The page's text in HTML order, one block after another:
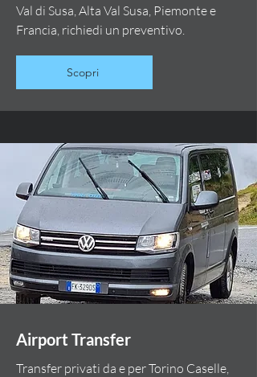
Val di Susa, Alta Val Susa, Piemonte e
Francia, richiedi un preventivo.
Scopri
Airport Transfer
Transfer privati da e per Torino Caselle,